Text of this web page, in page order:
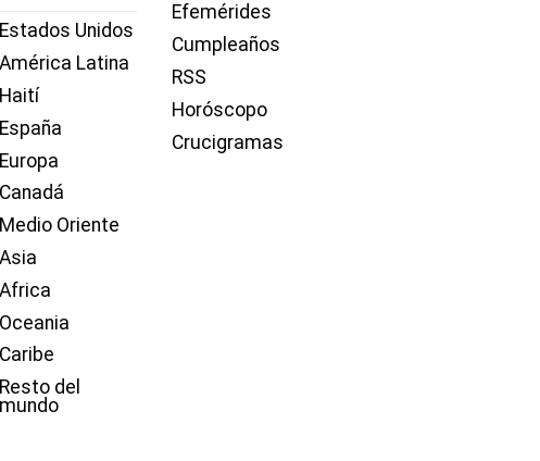
Estados Unidos
América Latina
Haití
España
Europa
Canadá
Medio Oriente
Asia
Africa
Oceania
Caribe
Resto del
mundo
Efemérides
Cumpleaños
RSS
Horóscopo
Crucigramas